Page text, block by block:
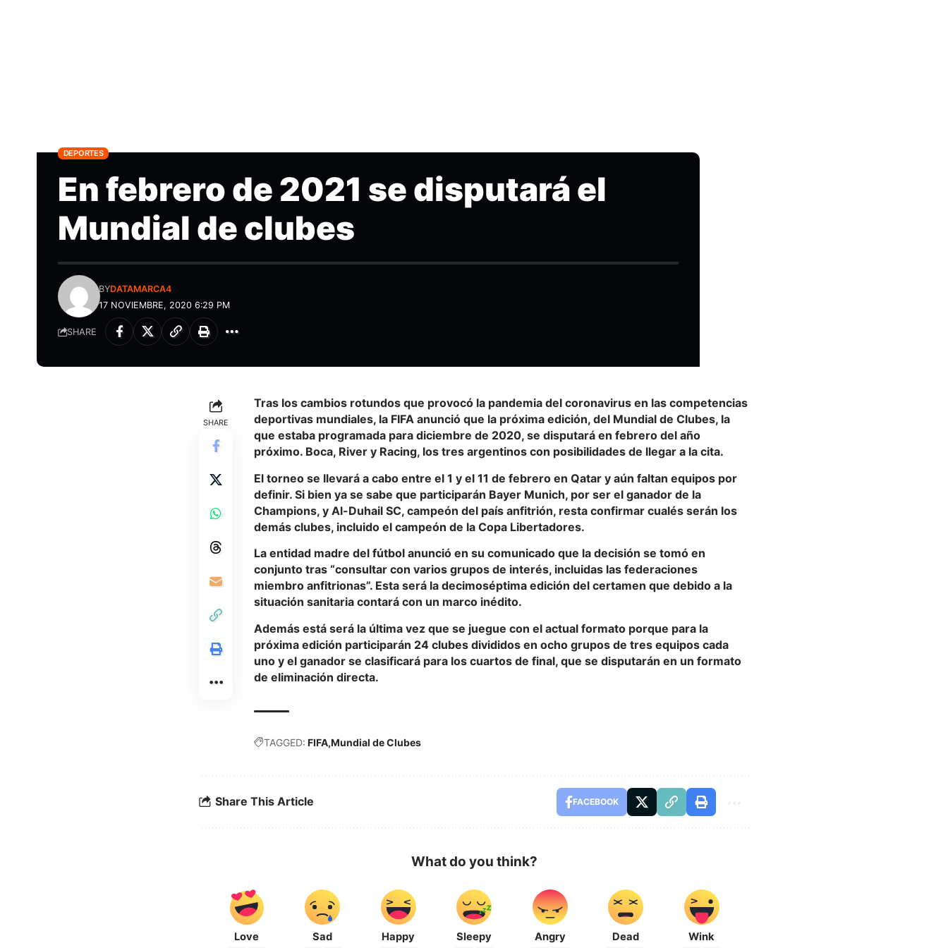
DEPORTES
En febrero de 2021 se disputará el
Mundial de clubes
17 NOVIEMBRE, 2020 6:29 PM
BYDATAMARCA4
SHARE
SHARE
Tras los cambios rotundos que provocó la pandemia del coronavirus en las competencias
deportivas mundiales, la FIFA anunció que la próxima edición, del Mundial de Clubes, la
que estaba programada para diciembre de 2020, se disputará en febrero del año
próximo. Boca, River y Racing, los tres argentinos con posibilidades de llegar a la cita.
El torneo se llevará a cabo entre el 1 y el 11 de febrero en Qatar y aún faltan equipos por
definir. Si bien ya se sabe que participarán Bayer Munich, por ser el ganador de la
Champions, y Al-Duhail SC, campeón del país anfitrión, resta confirmar cualés serán los
demás clubes, incluido el campeón de la Copa Libertadores.
La entidad madre del fútbol anunció en su comunicado que la decisión se tomó en
conjunto tras “consultar con varios grupos de interés, incluidas las federaciones
miembro anfitrionas”. Esta será la decimoséptima edición del certamen que debido a la
situación sanitaria contará con un marco inédito.
Además está será la última vez que se juegue con el actual formato porque para la
próxima edición participarán 24 clubes divididos en ocho grupos de tres equipos cada
uno y el ganador se clasificará para los cuartos de final, que se disputarán en un formato
de eliminación directa.
TAGGED: FIFA Mundial de Clubes
Share This Article FACEBOOK
What do you think?
Love Sad Happy Sleepy Angry Dead Wink